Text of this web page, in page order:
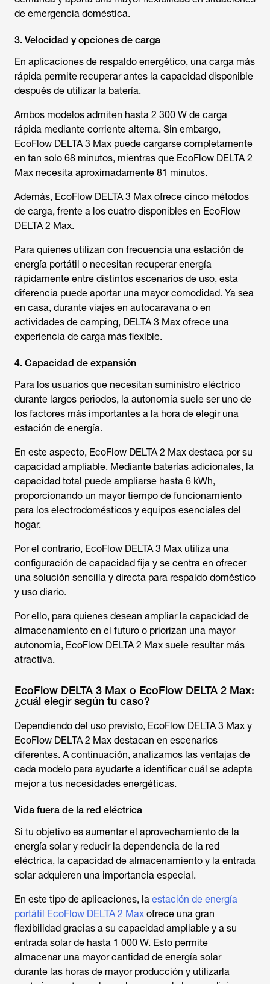
de emergencia doméstica.
3. Velocidad y opciones de carga
En aplicaciones de respaldo energético, una carga más
rápida permite recuperar antes la capacidad disponible
después de utilizar la batería.
Ambos modelos admiten hasta 2 300 W de carga
rápida mediante corriente alterna. Sin embargo,
EcoFlow DELTA 3 Max puede cargarse completamente
en tan solo 68 minutos, mientras que EcoFlow DELTA 2
Max necesita aproximadamente 81 minutos.
Además, EcoFlow DELTA 3 Max ofrece cinco métodos
de carga, frente a los cuatro disponibles en EcoFlow
DELTA 2 Max.
Para quienes utilizan con frecuencia una estación de
energía portátil o necesitan recuperar energía
rápidamente entre distintos escenarios de uso, esta
diferencia puede aportar una mayor comodidad. Ya sea
en casa, durante viajes en autocaravana o en
actividades de camping, DELTA 3 Max ofrece una
experiencia de carga más flexible.
4. Capacidad de expansión
Para los usuarios que necesitan suministro eléctrico
durante largos periodos, la autonomía suele ser uno de
los factores más importantes a la hora de elegir una
estación de energía.
En este aspecto, EcoFlow DELTA 2 Max destaca por su
capacidad ampliable. Mediante baterías adicionales, la
capacidad total puede ampliarse hasta 6 kWh,
proporcionando un mayor tiempo de funcionamiento
para los electrodomésticos y equipos esenciales del
hogar.
Por el contrario, EcoFlow DELTA 3 Max utiliza una
configuración de capacidad fija y se centra en ofrecer
una solución sencilla y directa para respaldo doméstico
y uso diario.
Por ello, para quienes desean ampliar la capacidad de
almacenamiento en el futuro o priorizan una mayor
autonomía, EcoFlow DELTA 2 Max suele resultar más
atractiva.
EcoFlow DELTA 3 Max o EcoFlow DELTA 2 Max:
¿cuál elegir según tu caso?
Dependiendo del uso previsto, EcoFlow DELTA 3 Max y
EcoFlow DELTA 2 Max destacan en escenarios
diferentes. A continuación, analizamos las ventajas de
cada modelo para ayudarte a identificar cuál se adapta
mejor a tus necesidades energéticas.
Vida fuera de la red eléctrica
Si tu objetivo es aumentar el aprovechamiento de la
energía solar y reducir la dependencia de la red
eléctrica, la capacidad de almacenamiento y la entrada
solar adquieren una importancia especial.
En este tipo de aplicaciones, la estación de energía
portátil EcoFlow DELTA 2 Max ofrece una gran
flexibilidad gracias a su capacidad ampliable y a su
entrada solar de hasta 1 000 W. Esto permite
almacenar una mayor cantidad de energía solar
durante las horas de mayor producción y utilizarla